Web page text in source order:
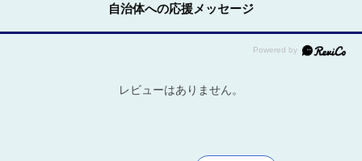
自治体への応援メッセージ
レビューはありません。